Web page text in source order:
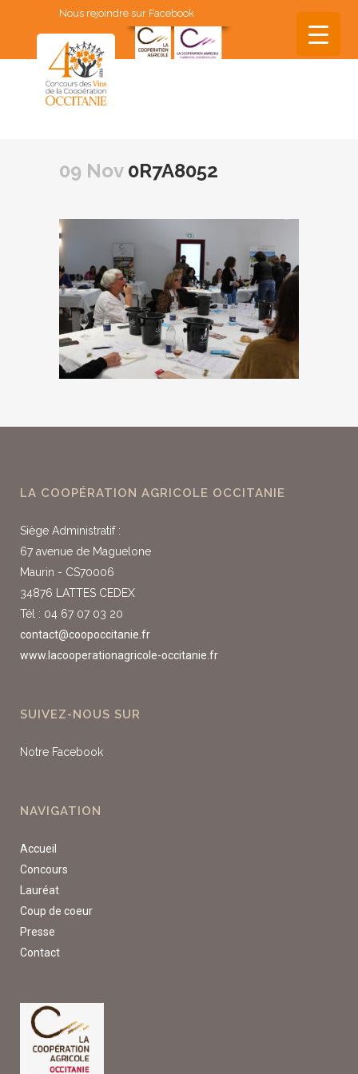
Nous rejoindre sur Facebook
09 Nov0R7A8052
LA COOPÉRATION AGRICOLE OCCITANIE
Siège Administratif :
67 avenue de Maguelone
Maurin - CS70006
34876 LATTES CEDEX
Tél : 04 67 07 03 20
contact@coopoccitanie.fr
www.lacooperationagricole-occitanie.fr
SUIVEZ-NOUS SUR
Notre Facebook
NAVIGATION
Accueil
Concours
Lauréat
Coup de coeur
Presse
Contact